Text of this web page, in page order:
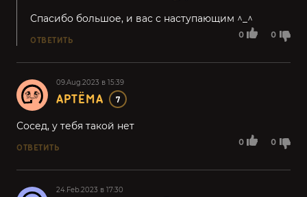
0 0
Спасибо большое, и вас с наступающим ^_^
ОТВЕТИТЬ
09.Aug.2023 в 15:39
АРТЁМА 7
0 0
Сосед, у тебя такой нет
ОТВЕТИТЬ
24.Feb.2023 в 17:30